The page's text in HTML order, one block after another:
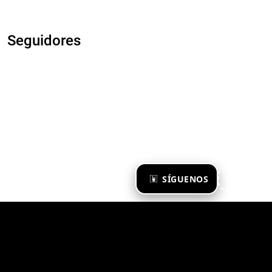
SÍGUENOS
Seguidores